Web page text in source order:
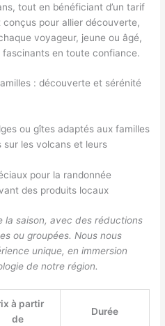
tout en bénéficiant d’un tarif
pour allier découverte,
voyageur, jeune ou âgé,
fascinants en toute confiance.
: découverte et sérénité
ou gîtes adaptés aux familles
sur les volcans et leurs
pour la randonnée
des produits locaux
la saison, avec des réductions
ou groupées. Nous nous
unique, en immersion
de notre région.
à partir
de
Durée